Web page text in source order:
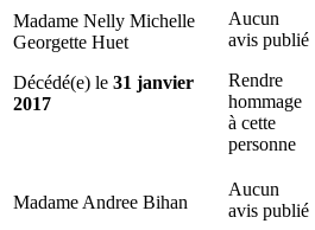
Madame Nelly Michelle
Georgette Huet
Décédé(e) le 31 janvier
2017
Aucun
avis publié
Rendre
hommage
à cette
personne
Madame Andree Bihan
Aucun
avis publié